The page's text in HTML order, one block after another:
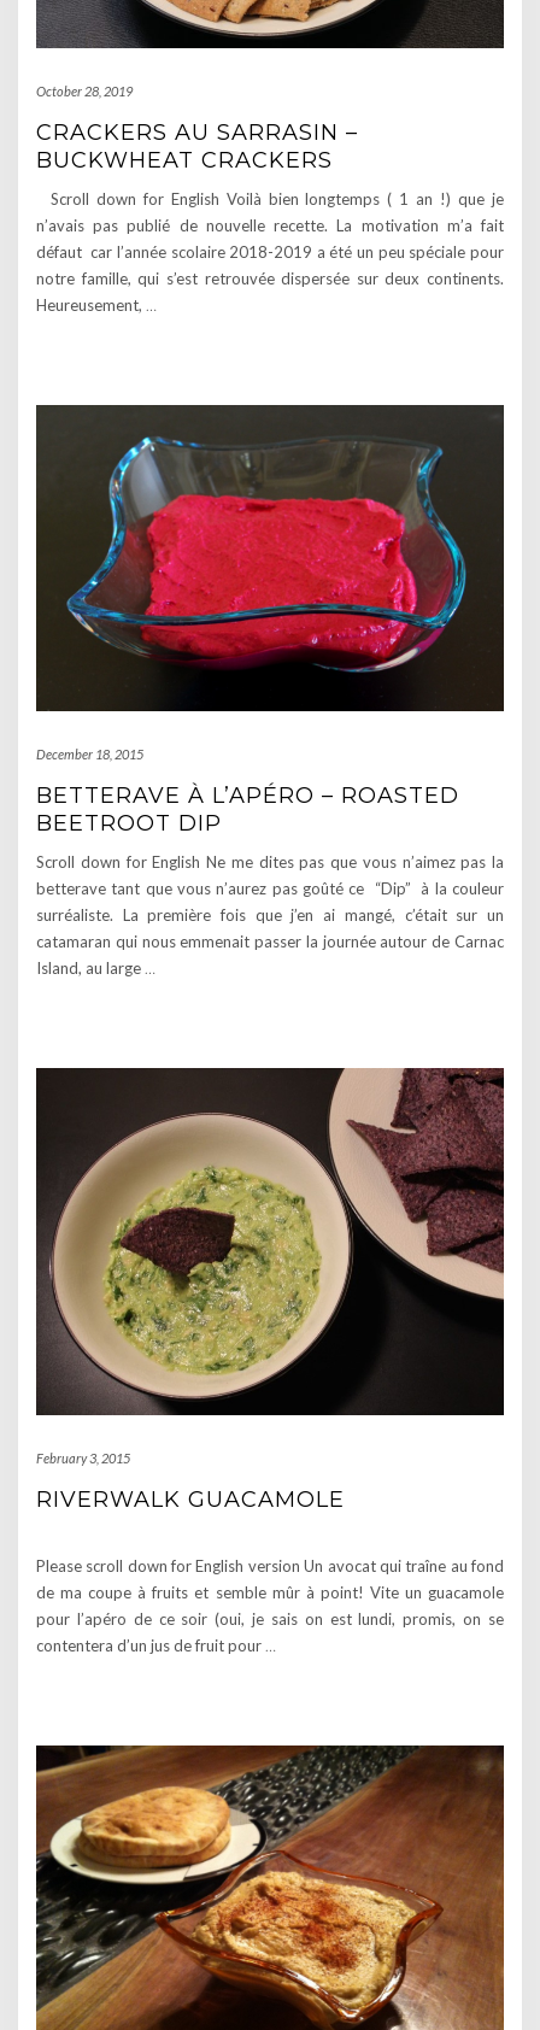
October 28, 2019
CRACKERS AU SARRASIN –
BUCKWHEAT CRACKERS
Scroll down for English Voilà bien longtemps ( 1 an !) que je
n’avais pas publié de nouvelle recette. La motivation m’a fait
défaut car l’année scolaire 2018-2019 a été un peu spéciale pour
notre famille, qui s’est retrouvée dispersée sur deux continents.
Heureusement, …
December 18, 2015
BETTERAVE À L’APÉRO – ROASTED
BEETROOT DIP
Scroll down for English Ne me dites pas que vous n’aimez pas la
betterave tant que vous n’aurez pas goûté ce “Dip” à la couleur
surréaliste. La première fois que j’en ai mangé, c’était sur un
catamaran qui nous emmenait passer la journée autour de Carnac
Island, au large …
February 3, 2015
RIVERWALK GUACAMOLE
Please scroll down for English version Un avocat qui traîne au fond
de ma coupe à fruits et semble mûr à point! Vite un guacamole
pour l’apéro de ce soir (oui, je sais on est lundi, promis, on se
contentera d’un jus de fruit pour …